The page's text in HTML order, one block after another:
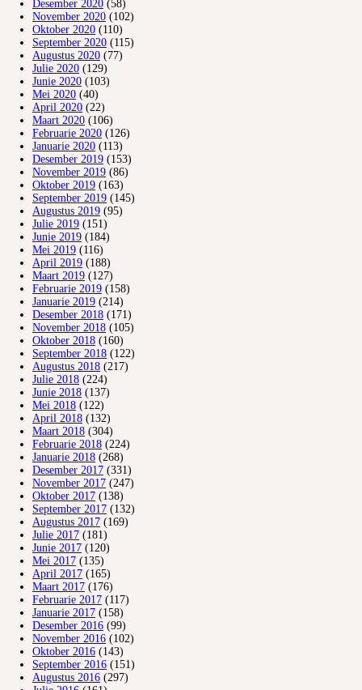
Desember 2020 (58)
November 2020 (102)
Oktober 2020 (110)
September 2020 (115)
Augustus 2020 (77)
Julie 2020 (129)
Junie 2020 (103)
Mei 2020 (40)
April 2020 (22)
Maart 2020 (106)
Februarie 2020 (126)
Januarie 2020 (113)
Desember 2019 (153)
November 2019 (86)
Oktober 2019 (163)
September 2019 (145)
Augustus 2019 (95)
Julie 2019 (151)
Junie 2019 (184)
Mei 2019 (116)
April 2019 (188)
Maart 2019 (127)
Februarie 2019 (158)
Januarie 2019 (214)
Desember 2018 (171)
November 2018 (105)
Oktober 2018 (160)
September 2018 (122)
Augustus 2018 (217)
Julie 2018 (224)
Junie 2018 (137)
Mei 2018 (122)
April 2018 (132)
Maart 2018 (304)
Februarie 2018 (224)
Januarie 2018 (268)
Desember 2017 (331)
November 2017 (247)
Oktober 2017 (138)
September 2017 (132)
Augustus 2017 (169)
Julie 2017 (181)
Junie 2017 (120)
Mei 2017 (135)
April 2017 (165)
Maart 2017 (176)
Februarie 2017 (117)
Januarie 2017 (158)
Desember 2016 (99)
November 2016 (102)
Oktober 2016 (143)
September 2016 (151)
Augustus 2016 (297)